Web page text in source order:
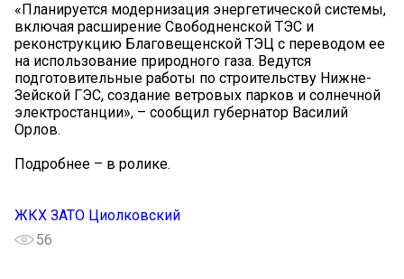
«Планируется модернизация энергетической системы,
включая расширение Свободненской ТЭС и
реконструкцию Благовещенской ТЭЦ с переводом ее
на использование природного газа. Ведутся
подготовительные работы по строительству Нижне-
Зейской ГЭС, создание ветровых парков и солнечной
электростанции», – сообщил губернатор Василий
Орлов.
Подробнее – в ролике.
ЖКХ ЗАТО Циолковский
56